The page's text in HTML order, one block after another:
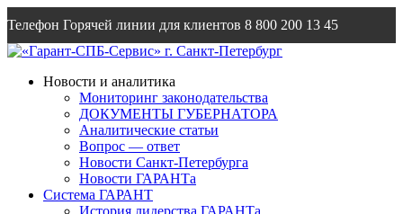
Телефон Горячей линии для клиентов 8 800 200 13 45
Emailinfo@garantsp.ru
Новости и аналитика
Мониторинг законодательства
ДОКУМЕНТЫ ГУБЕРНАТОРА
Аналитические статьи
Вопрос — ответ
Новости Санкт-Петербурга
Новости ГАРАНТа
Система ГАРАНТ
История лидерства ГАРАНТа